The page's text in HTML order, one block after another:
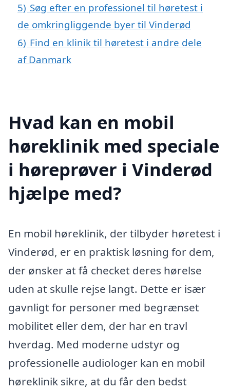
5) Søg efter en professionel til høretest i
de omkringliggende byer til Vinderød
6) Find en klinik til høretest i andre dele
af Danmark
Hvad kan en mobil
høreklinik med speciale
i høreprøver i Vinderød
hjælpe med?
En mobil høreklinik, der tilbyder høretest i
Vinderød, er en praktisk løsning for dem,
der ønsker at få checket deres hørelse
uden at skulle rejse langt. Dette er især
gavnligt for personer med begrænset
mobilitet eller dem, der har en travl
hverdag. Med moderne udstyr og
professionelle audiologer kan en mobil
høreklinik sikre, at du får den bedst